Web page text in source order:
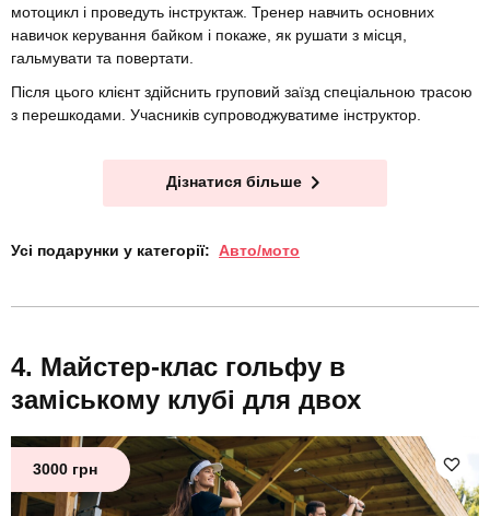
мотоцикл і проведуть інструктаж. Тренер навчить основних
навичок керування байком і покаже, як рушати з місця,
гальмувати та повертати.
Після цього клієнт здійснить груповий заїзд спеціальною трасою
з перешкодами. Учасників супроводжуватиме інструктор.
Дізнатися більше
Усі подарунки у категорії: Авто/мото
Майстер-клас гольфу в
заміському клубі для двох
3000 грн